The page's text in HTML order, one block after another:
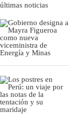
últimas noticias